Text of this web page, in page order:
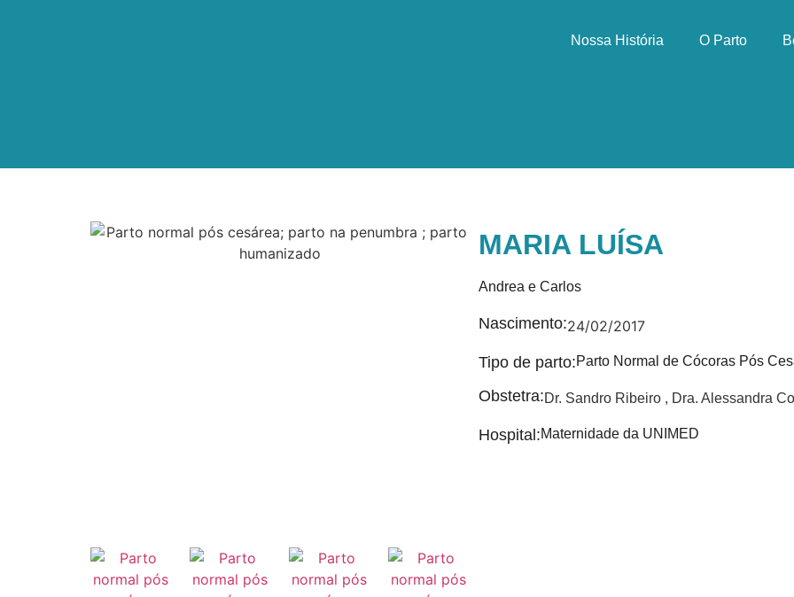
Nossa História O Parto
MARIA LUÍSA
Andrea e Carlos
Nascimento:24/02/2017
Tipo de parto:Parto Normal de Cócoras Pós
Obstetra:Dr. Sandro Ribeiro , Dra. Alessandra
Hospital:Maternidade da UNIMED